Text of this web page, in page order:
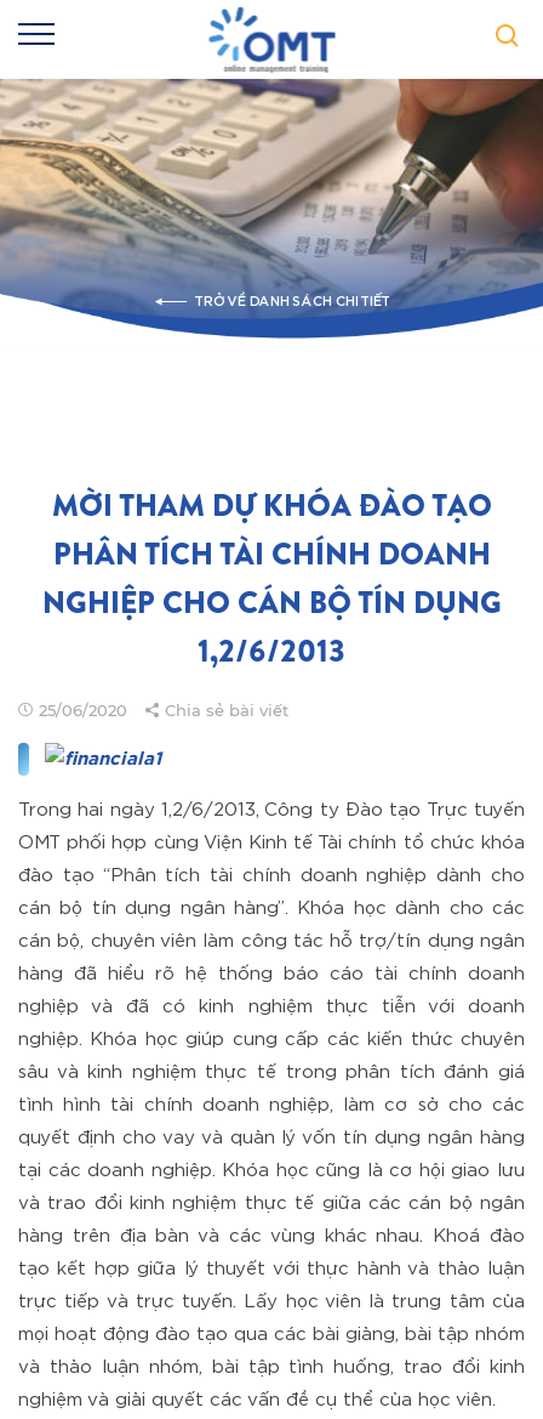
TRỞ VỀ DANH SÁCH CHI TIẾT
MỜI THAM DỰ KHÓA ĐÀO TẠO
PHÂN TÍCH TÀI CHÍNH DOANH
NGHIỆP CHO CÁN BỘ TÍN DỤNG
1,2/6/2013
25/06/2020 Chia sẻ bài viết
Trong hai ngày 1,2/6/2013, Công ty Đào tạo Trực tuyến
OMT phối hợp cùng Viện Kinh tế Tài chính tổ chức khóa
đào tạo “Phân tích tài chính doanh nghiệp dành cho
cán bộ tín dụng ngân hàng”. Khóa học dành cho các
cán bộ, chuyên viên làm công tác hỗ trợ/tín dụng ngân
hàng đã hiểu rõ hệ thống báo cáo tài chính doanh
nghiệp và đã có kinh nghiệm thực tiễn với doanh
nghiệp. Khóa học giúp cung cấp các kiến thức chuyên
sâu và kinh nghiệm thực tế trong phân tích đánh giá
tình hình tài chính doanh nghiệp, làm cơ sở cho các
quyết định cho vay và quản lý vốn tín dụng ngân hàng
tại các doanh nghiệp. Khóa học cũng là cơ hội giao lưu
và trao đổi kinh nghiệm thực tế giữa các cán bộ ngân
hàng trên địa bàn và các vùng khác nhau. Khoá đào
tạo kết hợp giữa lý thuyết với thực hành và thảo luận
trực tiếp và trực tuyến. Lấy học viên là trung tâm của
mọi hoạt động đào tạo qua các bài giảng, bài tập nhóm
và thảo luận nhóm, bài tập tình huống, trao đổi kinh
nghiệm và giải quyết các vấn đề cụ thể của học viên.